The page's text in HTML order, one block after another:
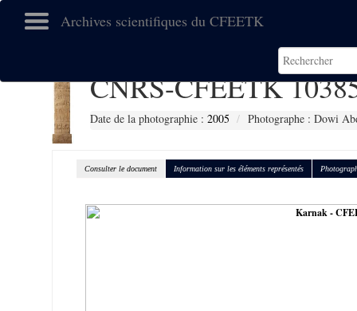
Archives scientifiques du CFEETK
CNRS-CFEETK
Date de la photographie : 2005 Photographe : Dowi
Consulter le document Information sur les éléments représentés